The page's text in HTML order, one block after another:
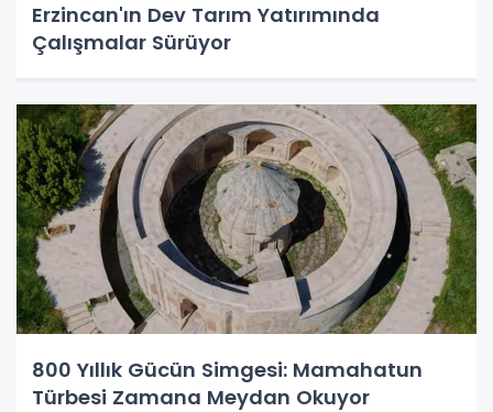
Erzincan'ın Dev Tarım Yatırımında
Çalışmalar Sürüyor
800 Yıllık Gücün Simgesi: Mamahatun
Türbesi Zamana Meydan Okuyor